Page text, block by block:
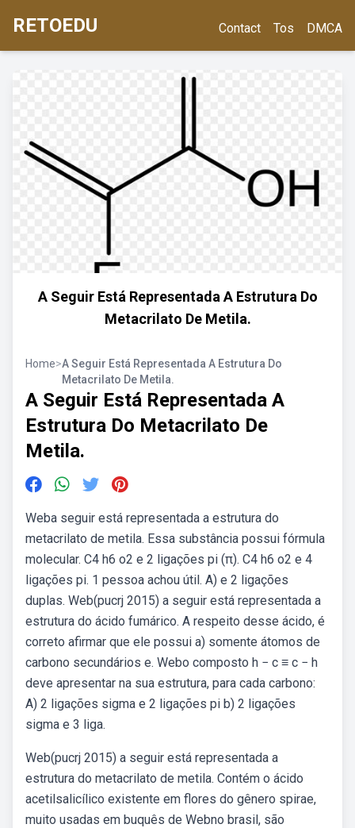
RETOEDU Contact Tos DMCA
A Seguir Está Representada A Estrutura Do
Metacrilato De Metila.
Home>A Seguir Está Representada A Estrutura Do
Metacrilato De Metila.
A Seguir Está Representada A
Estrutura Do Metacrilato De
Metila.
Weba seguir está representada a estrutura do
metacrilato de metila. Essa substância possui fórmula
molecular. C4 h6 o2 e 2 ligações pi (π). C4 h6 o2 e 4
ligações pi. 1 pessoa achou útil. A) e 2 ligações
duplas. Web(pucrj 2015) a seguir está representada a
estrutura do ácido fumárico. A respeito desse ácido, é
correto afirmar que ele possui a) somente átomos de
carbono secundários e. Webo composto h − c ≡ c − h
deve apresentar na sua estrutura, para cada carbono:
A) 2 ligações sigma e 2 ligações pi b) 2 ligações
sigma e 3 liga.
Web(pucrj 2015) a seguir está representada a
estrutura do metacrilato de metila. Contém o ácido
acetilsalicílico existente em flores do gênero spirae,
muito usadas em buquês de Webno brasil, são